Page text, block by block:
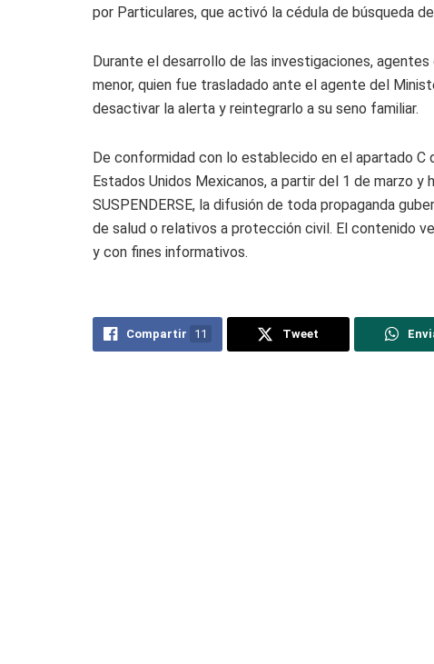
por Particulares, que activó la cédula de búsqueda
Durante el desarrollo de las investigaciones,
menor, quien fue trasladado ante el agente del
desactivar la alerta y reintegrarlo a su seno familiar.
De conformidad con lo establecido en el apartado
Estados Unidos Mexicanos, a partir del 1 de marzo
SUSPENDERSE, la difusión de toda propaganda
de salud o relativos a protección civil. El contenido
y con fines informativos.
Compartir 11 Tweet